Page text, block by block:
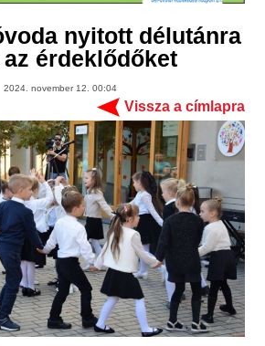
nyitott délutánra
érdeklődőket
2024. november 12. 00:04
Vissza a címlapra